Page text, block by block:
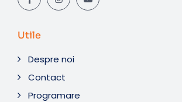
Utile
Despre noi
Contact
Programare